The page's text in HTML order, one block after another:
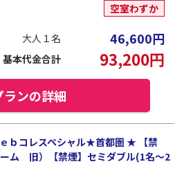
空室わずか
大人１名 46,600円
基本代金合計 93,200円
ランの詳細
ｂコレスペシャル★首都圏 ★ 【禁
ム 旧）【禁煙】セミダブル(1名～2